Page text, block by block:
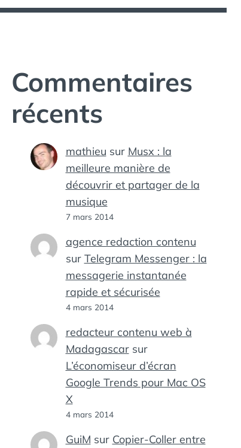
Commentaires
récents
mathieu sur Musx : la
meilleure manière de
découvrir et partager de la
musique
7 mars 2014
agence redaction contenu
sur Telegram Messenger : la
messagerie instantanée
rapide et sécurisée
4 mars 2014
redacteur contenu web à
Madagascarsur
L’économiseur d’écran
Google Trends pour Mac OS
X
4 mars 2014
GuiM sur Copier-Coller entre